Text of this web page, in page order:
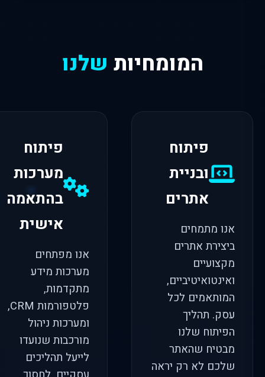
המומחיות שלנו
פיתוח
ובניית
אתרים
אנו מתמחים
ביצירת אתרים
מקצועיים
ואינטואיטיביים,
המותאמים לכל
עסק. תהליך
הפיתוח שלנו
מבטיח שהאתר
שלכם לא רק יראה
פיתוח
מערכות
בהתאמה
אישית
אנו מפתחים
מערכות מידע
מתקדמות,
פלטפורמות CRM,
ומערכות ניהול
מורכבות שנועדו
לייעל תהליכים